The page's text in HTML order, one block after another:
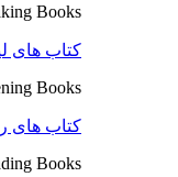
Books
کتاب های
Books
کتاب های
Books